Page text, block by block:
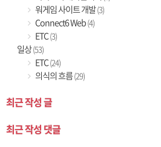
워게임 사이트 개발(3)
Connect6 Web(4)
ETC(3)
일상(53)
ETC(24)
의식의 흐름(29)
최근 작성 글
최근 작성 댓글